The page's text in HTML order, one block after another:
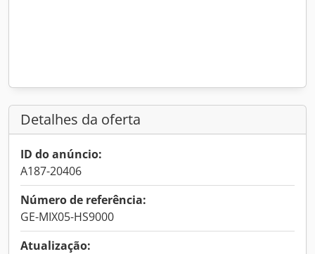
Detalhes da oferta
ID do anúncio:
A187-20406
Número de referência:
GE-MIX05-HS9000
Atualização: